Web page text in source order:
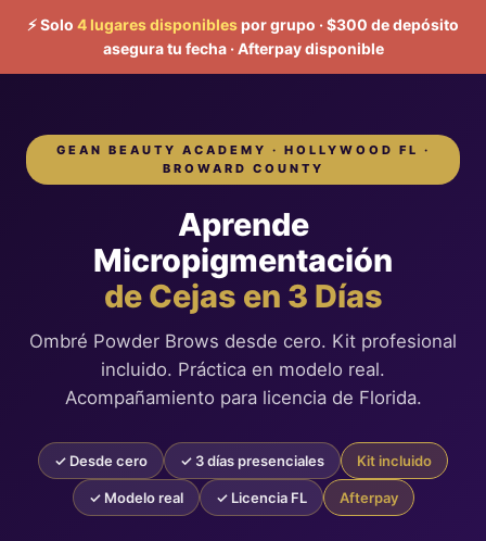
⚡ Solo 4 lugares disponiblespor grupo · $300 de depósito
asegura tu fecha · Afterpay disponible
GEAN BEAUTY ACADEMY · HOLLYWOOD FL ·
BROWARD COUNTY
Aprende
Micropigmentación
de Cejas en 3 Días
Ombré Powder Brows desde cero. Kit profesional
incluido. Práctica en modelo real.
Acompañamiento para licencia de Florida.
✓ Desde cero ✓ 3 días presenciales Kit incluido
✓ Modelo real ✓ Licencia FL Afterpay